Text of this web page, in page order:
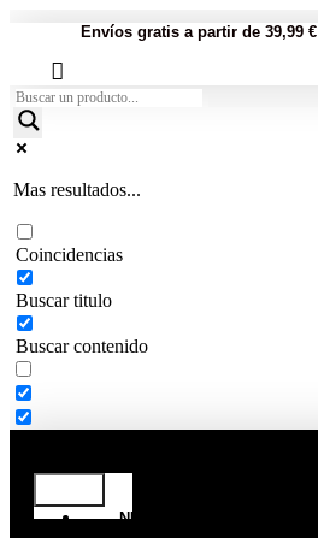
Envíos gratis a partir de 39,99 €
Mas resultados...
Coincidencias
Buscar titulo
Buscar contenido
NUTRICIÓN